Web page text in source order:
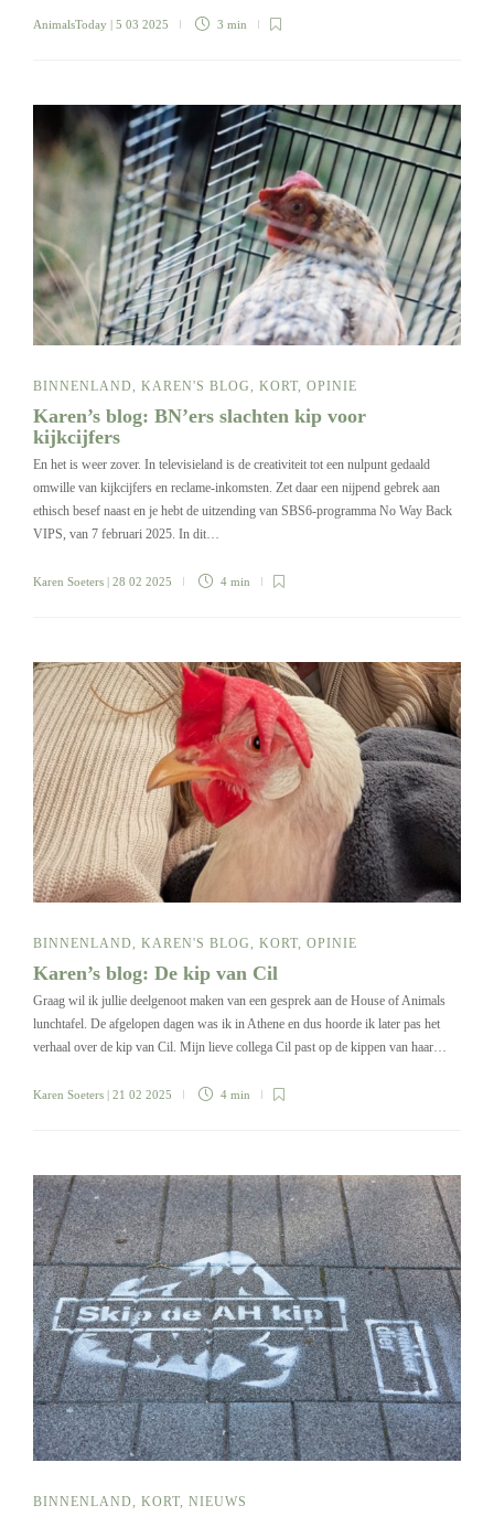
AnimalsToday | 5 03 2025 3 min
BINNENLAND, KAREN'S BLOG, KORT, OPINIE
Karen’s blog: BN’ers slachten kip voor
kijkcijfers
En het is weer zover. In televisieland is de creativiteit tot een nulpunt gedaald
omwille van kijkcijfers en reclame-inkomsten. Zet daar een nijpend gebrek aan
ethisch besef naast en je hebt de uitzending van SBS6-programma No Way Back
VIPS, van 7 februari 2025. In dit…
Karen Soeters | 28 02 2025 4 min
BINNENLAND, KAREN'S BLOG, KORT, OPINIE
Karen’s blog: De kip van Cil
Graag wil ik jullie deelgenoot maken van een gesprek aan de House of Animals
lunchtafel. De afgelopen dagen was ik in Athene en dus hoorde ik later pas het
verhaal over de kip van Cil. Mijn lieve collega Cil past op de kippen van haar…
Karen Soeters | 21 02 2025 4 min
BINNENLAND KORT NIEUWS